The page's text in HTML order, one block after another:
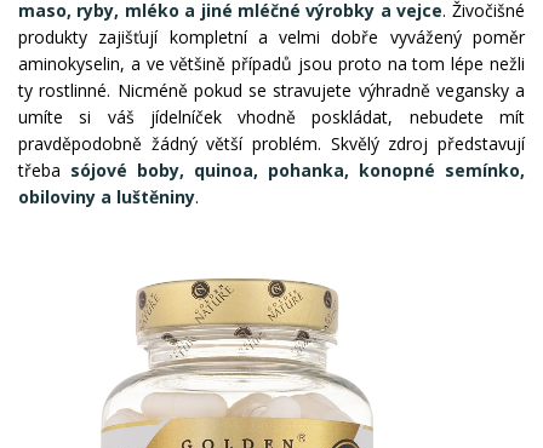
maso, ryby, mléko a jiné mléčné výrobky a vejce. Živočišné
produkty zajišťují kompletní a velmi dobře vyvážený poměr
aminokyselin, a ve většině případů jsou proto na tom lépe nežli
ty rostlinné. Nicméně pokud se stravujete výhradně vegansky a
umíte si váš jídelníček vhodně poskládat, nebudete mít
pravděpodobně žádný větší problém. Skvělý zdroj představují
třeba sójové boby, quinoa, pohanka, konopné semínko,
obiloviny a luštěniny.